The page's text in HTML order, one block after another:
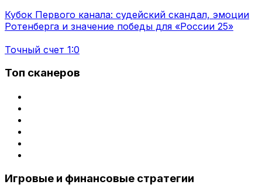
Кубок Первого канала: судейский скандал, эмоции
Ротенберга и значение победы для «России 25»
Точный счет 1:0
Топ сканеров
Игровые и финансовые стратегии